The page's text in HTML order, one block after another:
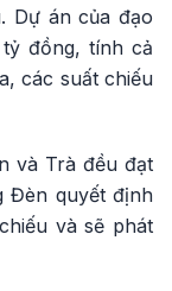
Dự án của đạo
đồng, tính cả
các suất chiếu
và Trà đều đạt
Đèn quyết định
và sẽ phát